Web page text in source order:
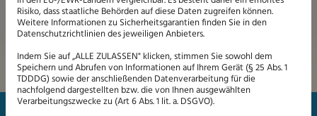
Neugestaltung Zufahrten und Parkplätze Nordanlage
Sportforum
Risiko, dass staatliche Behörden auf diese Daten zugreifen können.
Weitere Informationen zu Sicherheitsgarantien finden Sie in den
Datenschutzrichtlinien des jeweiligen Anbieters.
Indem Sie auf „ALLE ZULASSEN" klicken, stimmen Sie sowohl dem
Speichern und Abrufen von Informationen auf Ihrem Gerät (§ 25 Abs. 1
TDDDG) sowie der anschließenden Datenverarbeitung für die
nachfolgend dargestellten bzw. die von Ihnen ausgewählten
Verarbeitungszwecke zu (Art 6 Abs. 1 lit. a. DSGVO).